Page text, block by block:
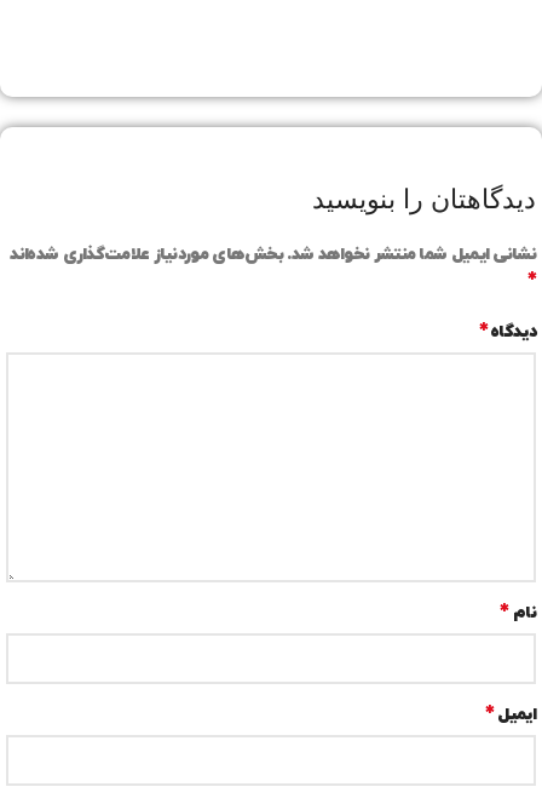
دیدگاهتان را بنویسید
نشانی ایمیل شما منتشر نخواهد شد. بخش‌های موردنیاز علامت‌گذاری شده‌اند
*
دیدگاه*
نام*
ایمیل*